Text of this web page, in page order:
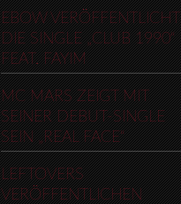
EBOW VERÖFFENTLICHT
DIE SINGLE „CLUB 1990“
FEAT. FAYIM
MC MARS ZEIGT MIT
SEINER DEBUT-SINGLE
SEIN „REAL FACE“
LEFTOVERS
VERÖFFENTLICHEN